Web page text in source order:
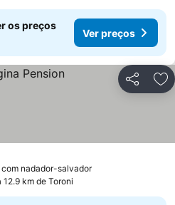
os preços
Ver preços
Partilhar
nadador-salvador
12.9 km de Toroni